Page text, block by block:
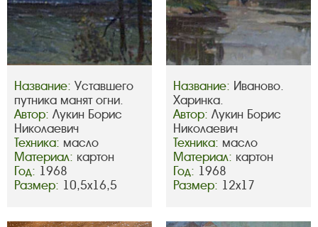
Название: Уставшего
путника манят огни.
Автор: Лукин Борис
Николаевич
Техника: масло
Материал: картон
Год: 1968
Размер: 10,5х16,5
Название: Иваново.
Харинка.
Автор: Лукин Борис
Николаевич
Техника: масло
Материал: картон
Год: 1968
Размер: 12х17